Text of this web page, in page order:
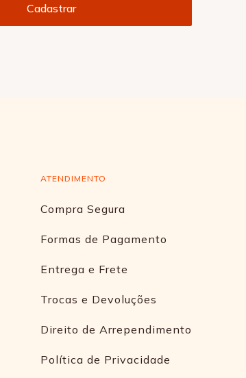
ATENDIMENTO
Compra Segura
Formas de Pagamento
Entrega e Frete
Trocas e Devoluções
Direito de Arrependimento
Política de Privacidade